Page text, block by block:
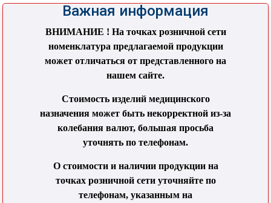
Важная информация
ВНИМАНИЕ ! На точках розничной сети
номенклатура предлагаемой продукции
может отличаться от представленного на
нашем сайте.
Стоимость изделий медицинского
назначения может быть некорректной из-за
колебания валют, большая просьба
уточнять по телефонам.
О стоимости и наличии продукции на
точках розничной сети уточняйте по
телефонам, указанным на